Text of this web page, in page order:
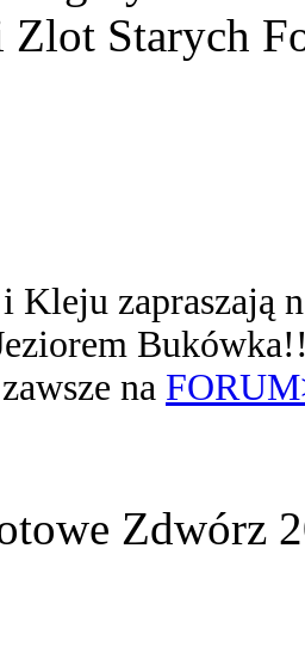
Zlot Starych
Kleju zapraszają
na
Zdwórz